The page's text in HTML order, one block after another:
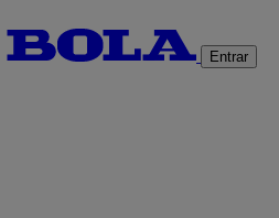
Entrar